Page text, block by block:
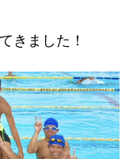
きました！